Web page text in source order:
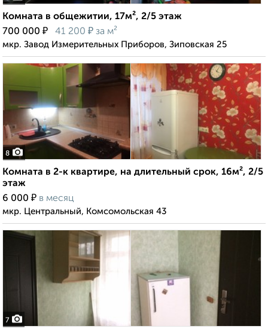
Комната в общежитии, 17м², 2/5 этаж
700 000 ₽ 41 200 ₽ за м²
мкр. Завод Измерительных Приборов, Зиповская 25
8
Комната в 2-к квартире, на длительный срок, 16м², 2/5
этаж
6 000 ₽ в месяц
мкр. Центральный, Комсомольская 43
7